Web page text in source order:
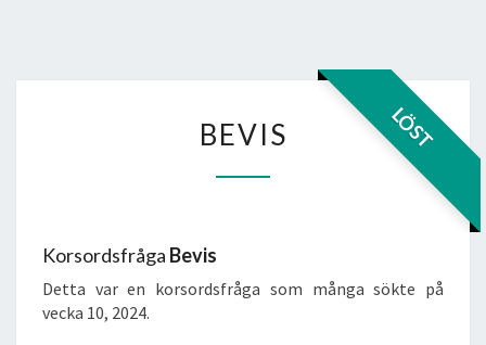
LÖST
BEVIS
Korsordsfråga Bevis
Detta var en korsordsfråga som många sökte på
vecka 10, 2024.